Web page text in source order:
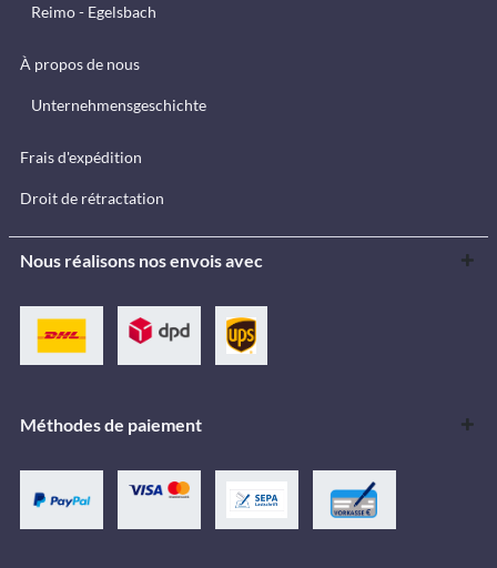
Reimo - Egelsbach
À propos de nous
Unternehmensgeschichte
Frais d'expédition
Droit de rétractation
Nous réalisons nos envois avec
Méthodes de paiement